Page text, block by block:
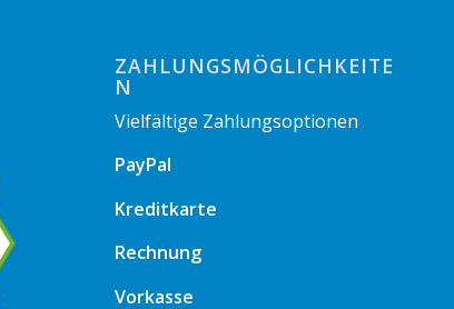
ZAHLUNGSMÖGLICHKEITE
N
Vielfältige Zahlungsoptionen
PayPal
Kreditkarte
Rechnung
Vorkasse